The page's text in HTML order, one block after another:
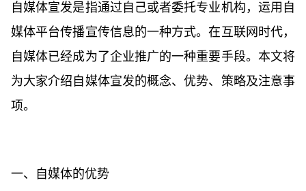
自媒体宣发是指通过自己或者委托专业机构，运用自
媒体平台传播宣传信息的一种方式。在互联网时代，
自媒体已经成为了企业推广的一种重要手段。本文将
为大家介绍自媒体宣发的概念、优势、策略及注意事
项。
一、自媒体的优势